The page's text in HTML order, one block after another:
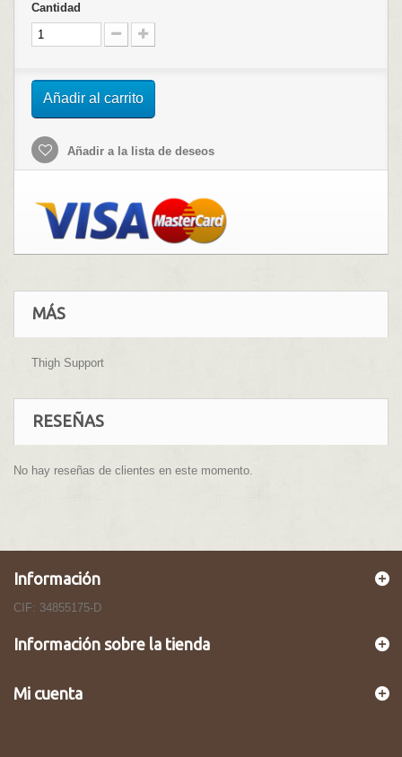
Cantidad
Añadir al carrito
Añadir a la lista de deseos
MÁS
Thigh Support
RESEÑAS
No hay reseñas de clientes en este momento.
Información
CIF: 34855175-D
Información sobre la tienda
Mi cuenta